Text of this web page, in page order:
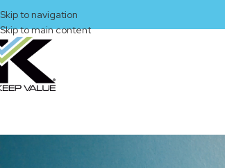
Skip to navigation
Skip to main content